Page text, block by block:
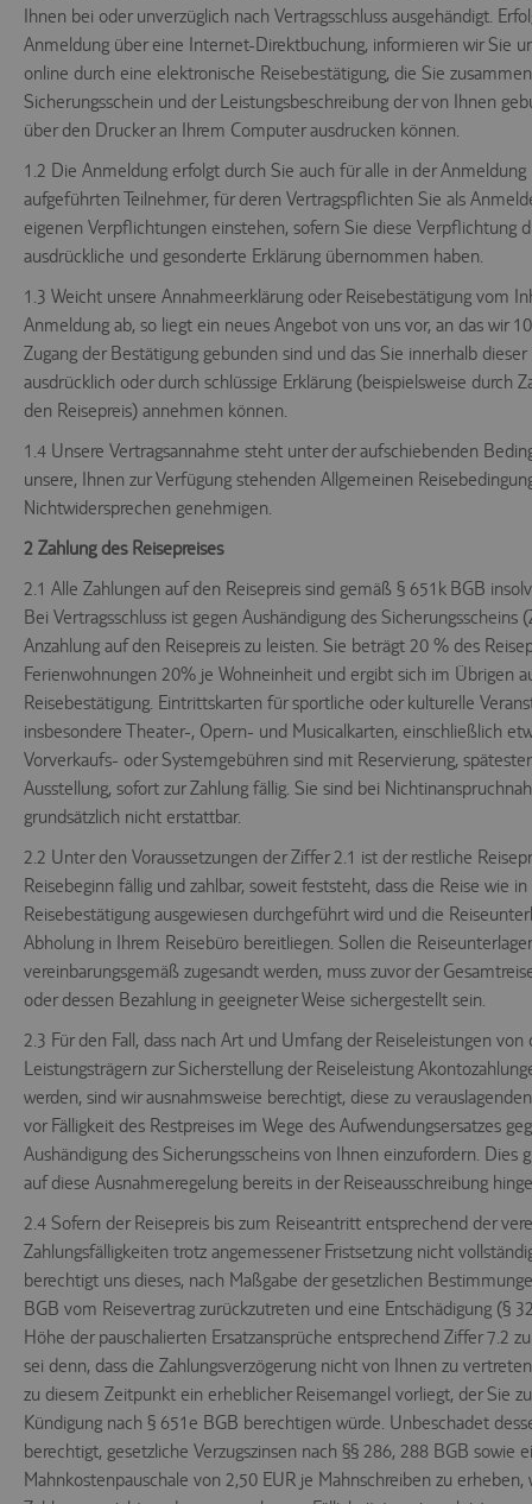
Ihnen bei oder unverzüglich nach Vertragsschluss ausgehändigt.
Anmeldung über eine Internet-Direktbuchung, informieren wir Sie
online durch eine elektronische Reisebestätigung, die Sie
Sicherungsschein und der Leistungsbeschreibung der von Ihnen
über den Drucker an Ihrem Computer ausdrucken können.
1.2 Die Anmeldung erfolgt durch Sie auch für alle in der
aufgeführten Teilnehmer, für deren Vertragspflichten Sie als
eigenen Verpflichtungen einstehen, sofern Sie diese Verpflichtung
ausdrückliche und gesonderte Erklärung übernommen haben.
1.3 Weicht unsere Annahmeerklärung oder Reisebestätigung vom
Anmeldung ab, so liegt ein neues Angebot von uns vor, an das wir
Zugang der Bestätigung gebunden sind und das Sie innerhalb dieser
ausdrücklich oder durch schlüssige Erklärung (beispielsweise durch
den Reisepreis) annehmen können.
1.4 Unsere Vertragsannahme steht unter der aufschiebenden
unsere, Ihnen zur Verfügung stehenden Allgemeinen
Nichtwidersprechen genehmigen.
2 Zahlung des Reisepreises
2.1 Alle Zahlungen auf den Reisepreis sind gemäß § 651k BGB
Bei Vertragsschluss ist gegen Aushändigung des Sicherungsscheins
Anzahlung auf den Reisepreis zu leisten. Sie beträgt 20 % des
Ferienwohnungen 20% je Wohneinheit und ergibt sich im Übrigen
Reisebestätigung. Eintrittskarten für sportliche oder kulturelle
insbesondere Theater-, Opern- und Musicalkarten, einschließlich
Vorverkaufs- oder Systemgebühren sind mit Reservierung,
Ausstellung, sofort zur Zahlung fällig. Sie sind bei
grundsätzlich nicht erstattbar.
2.2 Unter den Voraussetzungen der Ziffer 2.1 ist der restliche
Reisebeginn fällig und zahlbar, soweit feststeht, dass die Reise wie in
Reisebestätigung ausgewiesen durchgeführt wird und die
Abholung in Ihrem Reisebüro bereitliegen. Sollen die
vereinbarungsgemäß zugesandt werden, muss zuvor der
oder dessen Bezahlung in geeigneter Weise sichergestellt sein.
2.3 Für den Fall, dass nach Art und Umfang der Reiseleistungen von
Leistungsträgern zur Sicherstellung der Reiseleistung
werden, sind wir ausnahmsweise berechtigt, diese zu
vor Fälligkeit des Restpreises im Wege des Aufwendungsersatzes
Aushändigung des Sicherungsscheins von Ihnen einzufordern. Dies
auf diese Ausnahmeregelung bereits in der Reiseausschreibung
2.4 Sofern der Reisepreis bis zum Reiseantritt entsprechend der
Zahlungsfälligkeiten trotz angemessener Fristsetzung nicht
berechtigt uns dieses, nach Maßgabe der gesetzlichen
BGB vom Reisevertrag zurückzutreten und eine Entschädigung (§
Höhe der pauschalierten Ersatzansprüche entsprechend Ziffer 7.2
sei denn, dass die Zahlungsverzögerung nicht von Ihnen zu
zu diesem Zeitpunkt ein erheblicher Reisemangel vorliegt, der Sie
Kündigung nach § 651e BGB berechtigen würde. Unbeschadet
berechtigt, gesetzliche Verzugszinsen nach §§ 286, 288 BGB sowie
Mahnkostenpauschale von 2,50 EUR je Mahnschreiben zu erheben,